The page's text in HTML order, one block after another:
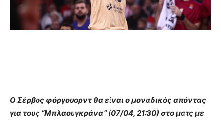
Ο Σέρβος φόργουορντ θα είναι ο μοναδικός απόντας
για τους “Μπλαουγκράνα” (07/04, 21:30) στο ματς με